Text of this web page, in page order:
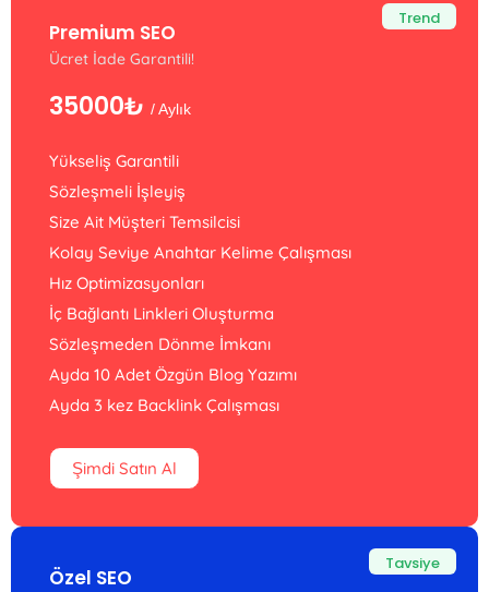
Premium SEO
Trend
Ücret İade Garantili!
35000₺ / Aylık
Yükseliş Garantili
Sözleşmeli İşleyiş
Size Ait Müşteri Temsilcisi
Kolay Seviye Anahtar Kelime Çalışması
Hız Optimizasyonları
İç Bağlantı Linkleri Oluşturma
Sözleşmeden Dönme İmkanı
Ayda 10 Adet Özgün Blog Yazımı
Ayda 3 kez Backlink Çalışması
Şimdi Satın Al
Özel SEO
Tavsiye